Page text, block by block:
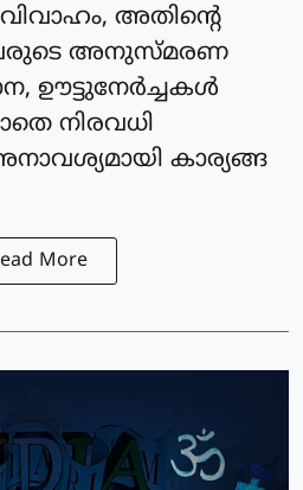
അതിന്റെ
അനുസ്മരണ
ഊട്ടുനേർച്ചകൾ
നിരവധി
കാര്യങ്ങ
More